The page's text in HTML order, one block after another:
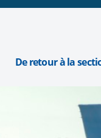
De retour à la